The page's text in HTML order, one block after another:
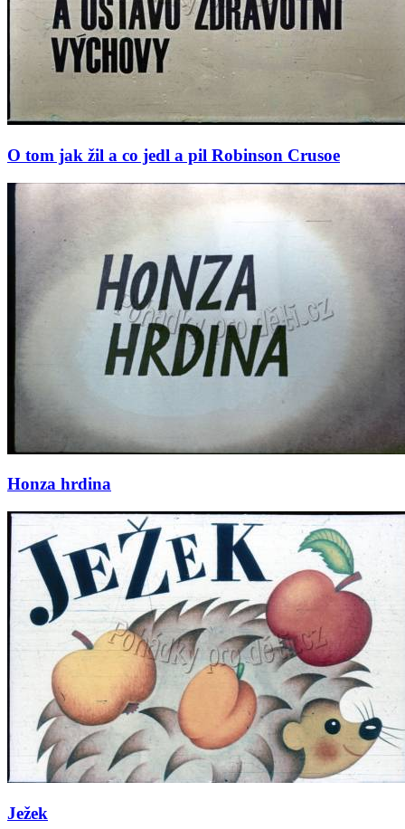
O tom jak žil a co jedl a pil Robinson Crusoe
Honza hrdina
Ježek